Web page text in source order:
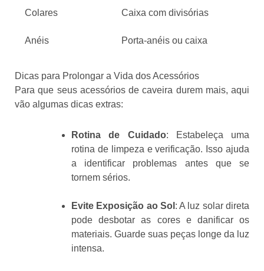
Colares Caixa com divisórias
Anéis Porta-anéis ou caixa
Dicas para Prolongar a Vida dos Acessórios
Para que seus acessórios de caveira durem mais, aqui
vão algumas dicas extras:
Rotina de Cuidado: Estabeleça uma
rotina de limpeza e verificação. Isso ajuda
a identificar problemas antes que se
tornem sérios.
Evite Exposição ao Sol : A luz solar direta
pode desbotar as cores e danificar os
materiais. Guarde suas peças longe da luz
intensa.